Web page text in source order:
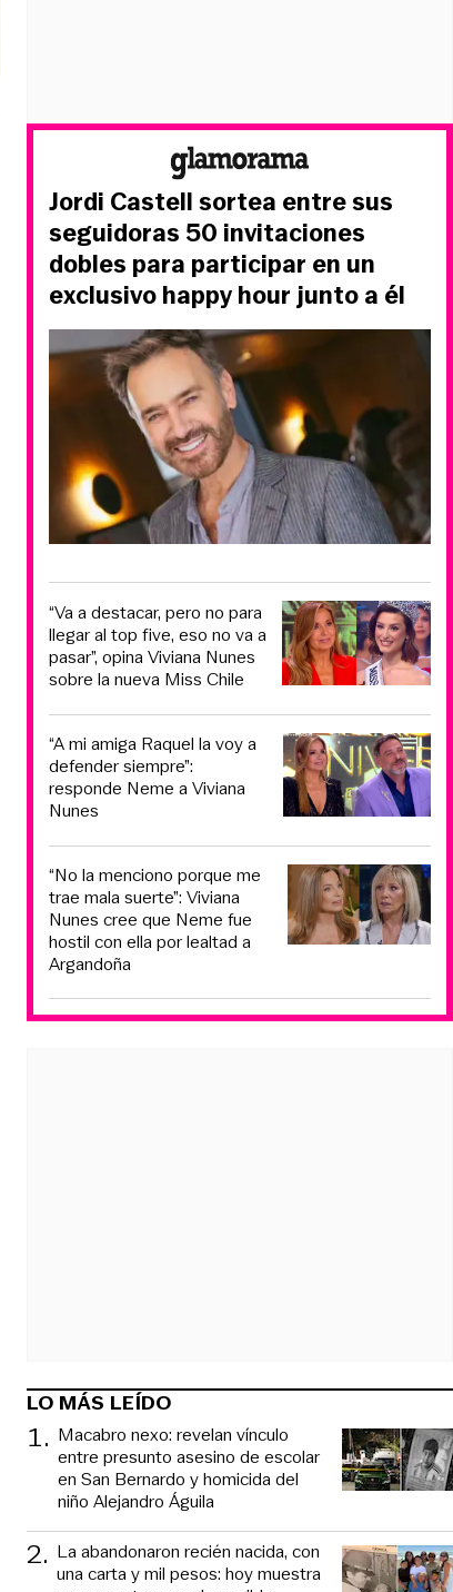
Jordi Castell sortea entre sus
seguidoras 50 invitaciones
dobles para participar en un
exclusivo happy hour junto a él
“Va a destacar, pero no para
llegar al top five, eso no va a
pasar”, opina Viviana Nunes
sobre la nueva Miss Chile
“A mi amiga Raquel la voy a
defender siempre”:
responde Neme a Viviana
Nunes
“No la menciono porque me
trae mala suerte”: Viviana
Nunes cree que Neme fue
hostil con ella por lealtad a
Argandoña
LO MÁS LEÍDO
1. Macabro nexo: revelan vínculo
entre presunto asesino de escolar
en San Bernardo y homicida del
niño Alejandro Águila
2. La abandonaron recién nacida, con
una carta y mil pesos: hoy muestra